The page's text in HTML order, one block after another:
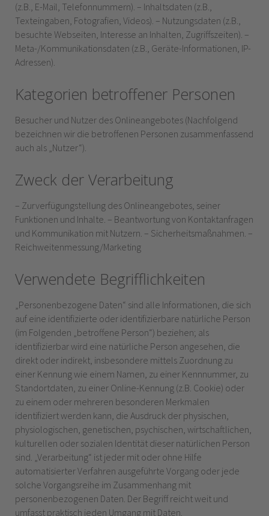
(z.B., E-Mail, Telefonnummern). – Inhaltsdaten (z.B.,
Texteingaben, Fotografien, Videos). – Nutzungsdaten (z.B.,
besuchte Webseiten, Interesse an Inhalten, Zugriffszeiten). –
Meta-/Kommunikationsdaten (z.B., Geräte-Informationen, IP-
Adressen).
Kategorien betroffener Personen
Besucher und Nutzer des Onlineangebotes (Nachfolgend
bezeichnen wir die betroffenen Personen zusammenfassend
auch als „Nutzer“).
Zweck der Verarbeitung
– Zurverfügungstellung des Onlineangebotes, seiner
Funktionen und Inhalte. – Beantwortung von Kontaktanfragen
und Kommunikation mit Nutzern. – Sicherheitsmaßnahmen. –
Reichweitenmessung/Marketing
Verwendete Begrifflichkeiten
„Personenbezogene Daten“ sind alle Informationen, die sich
auf eine identifizierte oder identifizierbare natürliche Person
(im Folgenden „betroffene Person“) beziehen; als
identifizierbar wird eine natürliche Person angesehen, die
direkt oder indirekt, insbesondere mittels Zuordnung zu
einer Kennung wie einem Namen, zu einer Kennnummer, zu
Standortdaten, zu einer Online-Kennung (z.B. Cookie) oder
zu einem oder mehreren besonderen Merkmalen
identifiziert werden kann, die Ausdruck der physischen,
physiologischen, genetischen, psychischen, wirtschaftlichen,
kulturellen oder sozialen Identität dieser natürlichen Person
sind. „Verarbeitung“ ist jeder mit oder ohne Hilfe
automatisierter Verfahren ausgeführte Vorgang oder jede
solche Vorgangsreihe im Zusammenhang mit
personenbezogenen Daten. Der Begriff reicht weit und
umfasst praktisch jeden Umgang mit Daten.